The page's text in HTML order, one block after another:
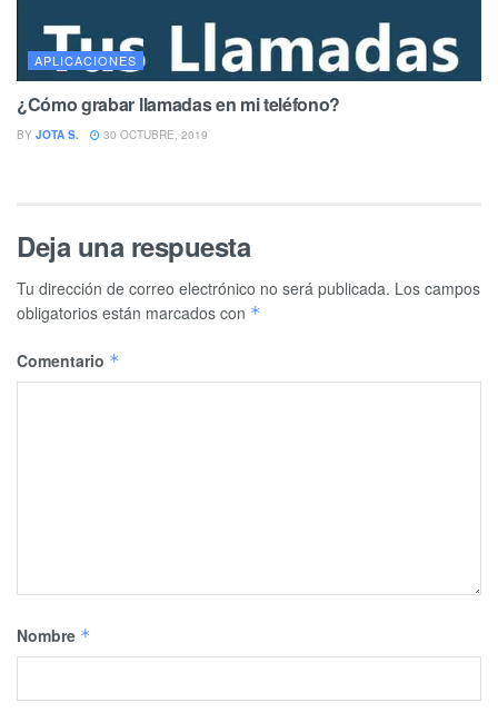
APLICACIONES
¿Cómo grabar llamadas en mi teléfono?
BY JOTA S. 30 OCTUBRE, 2019
Deja una respuesta
Tu dirección de correo electrónico no será publicada. Los campos
obligatorios están marcados con *
Comentario *
Nombre *